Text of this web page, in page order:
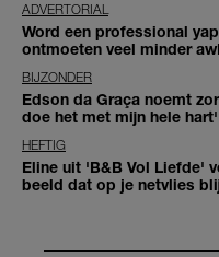
ADVERTORIAL
Word een professional
ontmoeten veel minder
BIJZONDER
Edson da Graça noemt
doe het met mijn hele hart'
HEFTIG
Eline uit 'B&B Vol Liefde'
beeld dat op je netvlies